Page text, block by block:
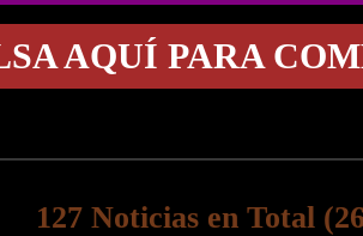
AQUÍ PARA
127 Noticias en Total